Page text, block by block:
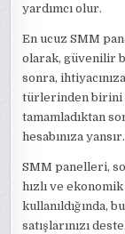
yardımcı olur.
En ucuz SMM
olarak, güvenilir
sonra,
türlerinden birini
tamamladıktan
hesabınıza yansır.
SMM panelleri,
hızlı ve
kullanıldığında,
satışlarınızı